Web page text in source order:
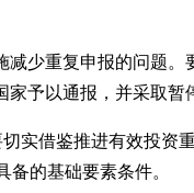
少重复申报的问题
予以通报，并采取暂
实借鉴推进有效投资
的基础要素条件。